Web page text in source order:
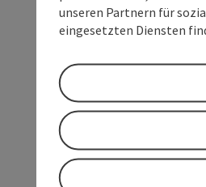
unseren Partnern für
eingesetzten Diensten